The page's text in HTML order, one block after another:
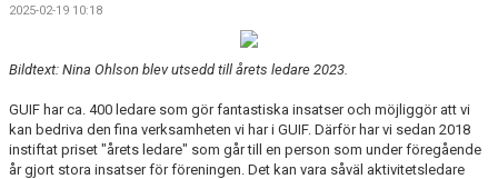
VISION & VÄRDEGRUND
DOKUMENT
AVGIFTER
2025-02-19 10:18
Bildtext: Nina Ohlson blev utsedd till årets ledare 2023.
GUIF har ca. 400 ledare som gör fantastiska insatser och möjliggör att vi
kan bedriva den fina verksamheten vi har i GUIF. Därför har vi sedan 2018
instiftat priset "årets ledare" som går till en person som under föregående
år gjort stora insatser för föreningen. Det kan vara såväl aktivitetsledare